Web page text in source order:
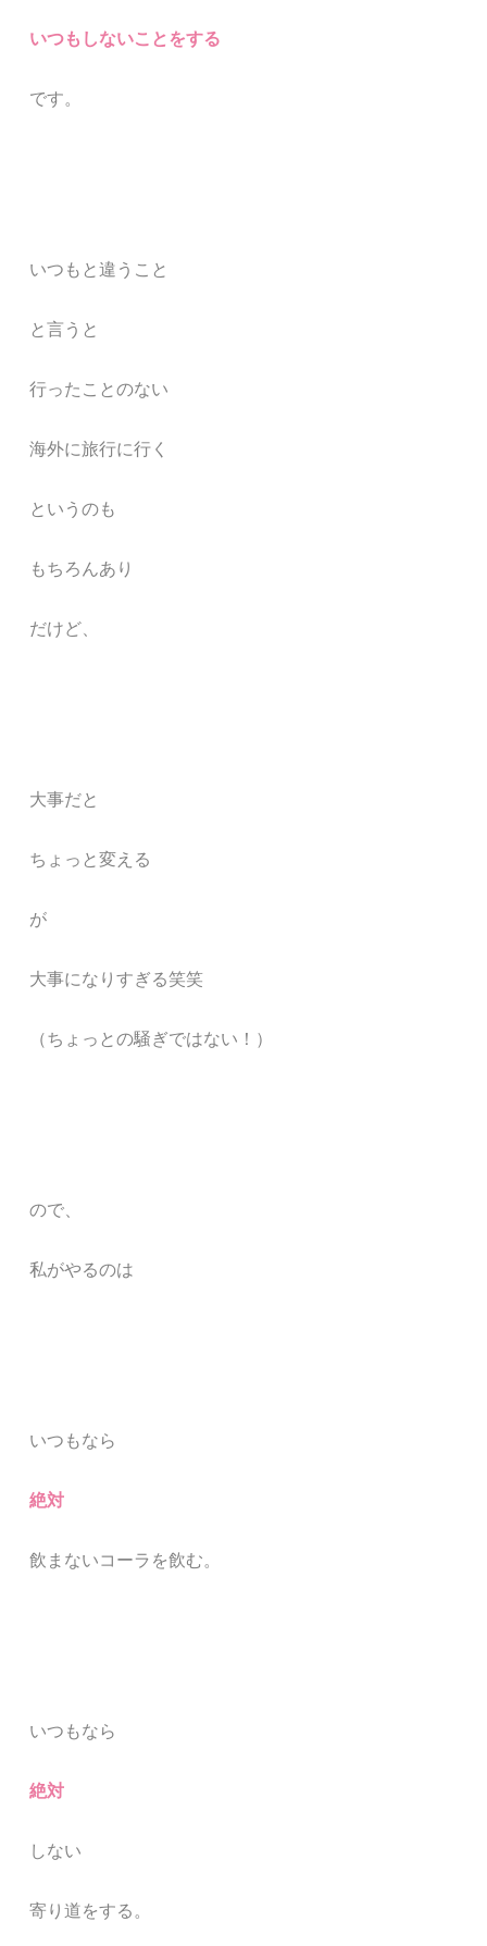
いつもしないことをする
です。
いつもと違うこと
と言うと
行ったことのない
海外に旅行に行く
というのも
もちろんあり
だけど、
大事だと
ちょっと変える
が
大事になりすぎる笑笑
（ちょっとの騒ぎではない！）
ので、
私がやるのは
いつもなら
絶対
飲まないコーラを飲む。
いつもなら
絶対
しない
寄り道をする。